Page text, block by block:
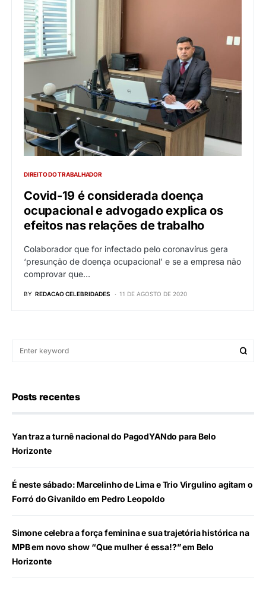
DIREITO DO TRABALHADOR
Covid-19 é considerada doença
ocupacional e advogado explica os
efeitos nas relações de trabalho
Colaborador que for infectado pelo coronavírus gera
‘presunção de doença ocupacional’ e se a empresa não
comprovar que…
BY REDACAO CELEBRIDADES 11 DE AGOSTO DE 2020
Posts recentes
Yan traz a turnê nacional do PagodYANdo para Belo
Horizonte
É neste sábado: Marcelinho de Lima e Trio Virgulino agitam o
Forró do Givanildo em Pedro Leopoldo
Simone celebra a força feminina e sua trajetória histórica na
MPB em novo show “Que mulher é essa!?” em Belo
Horizonte